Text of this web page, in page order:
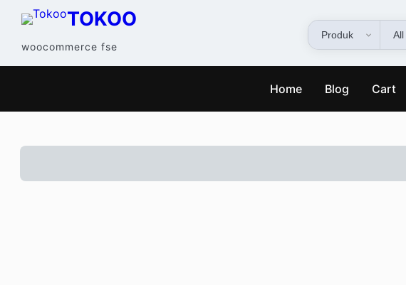
TOKOO
woocommerce fse
Home Blog Cart